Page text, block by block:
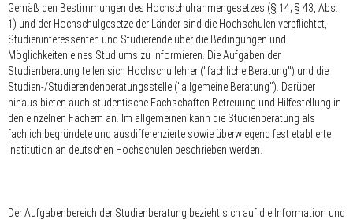
Gemäß den Bestimmungen des Hochschulrahmengesetzes (§ 14; § 43, Abs.
1) und der Hochschulgesetze der Länder sind die Hochschulen verpflichtet,
Studieninteressenten und Studierende über die Bedingungen und
Möglichkeiten eines Studiums zu informieren. Die Aufgaben der
Studienberatung teilen sich Hochschullehrer ("fachliche Beratung") und die
Studien-/Studierendenberatungsstelle ("allgemeine Beratung"). Darüber
hinaus bieten auch studentische Fachschaften Betreuung und Hilfestellung in
den einzelnen Fächern an. Im allgemeinen kann die Studienberatung als
fachlich begründete und ausdifferenzierte sowie überwiegend fest etablierte
Institution an deutschen Hochschulen beschrieben werden.
Der Aufgabenbereich der Studienberatung bezieht sich auf die Information und